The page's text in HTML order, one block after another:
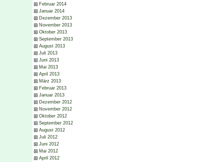
Februar 2014
Januar 2014
Dezember 2013
November 2013
Oktober 2013
September 2013
August 2013
Juli 2013
Juni 2013
Mai 2013
April 2013
März 2013
Februar 2013
Januar 2013
Dezember 2012
November 2012
Oktober 2012
September 2012
August 2012
Juli 2012
Juni 2012
Mai 2012
April 2012